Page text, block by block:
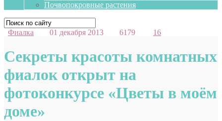
Почвопокровные растения
Фиалка 01 декабря 2013 6179 16
Секреты красоты комнатных
фиалок открыт на
фотоконкурсе «Цветы в моём
доме»